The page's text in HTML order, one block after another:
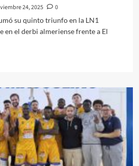
24, 2025
0
su quinto triunfo en la LN1
en el derbi almeriense frente a El